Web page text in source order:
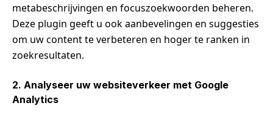
metabeschrijvingen en focuszoekwoorden beheren.
Deze plugin geeft u ook aanbevelingen en suggesties
om uw content te verbeteren en hoger te ranken in
zoekresultaten.
2. Analyseer uw websiteverkeer met Google
Analytics